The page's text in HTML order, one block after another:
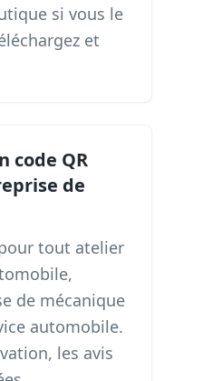
si vous le
et
code QR
de
tout atelier
de mécanique
automobile.
les avis